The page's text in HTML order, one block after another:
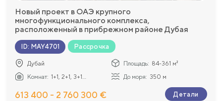
Новый проект в ОАЭ крупного
многофункционального комплекса,
расположенный в прибрежном районе Дубая
ID: MAY4701 Рассрочка
Дубай Площадь: 84-361 м²
Комнат: 1+1, 2+1, 3+1... До моря: 350 м
613 400 - 2 760 300 € Детали